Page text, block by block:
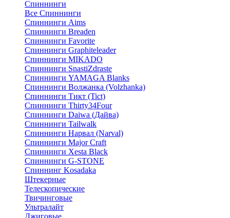
Спиннинги
Все Спиннинги
Спиннинги Aims
Спиннинги Breaden
Спиннинги Favorite
Спиннинги Graphiteleader
Спиннинги MIKADO
Спиннинги SnastiZdraste
Спиннинги YAMAGA Blanks
Спиннинги Волжанка (Volzhanka)
Спиннинги Тикт (Tict)
Спиннинги Thirty34Four
Спиннинги Daiwa (Дайва)
Спиннинги Tailwalk
Спиннинги Нарвал (Narval)
Спиннинги Major Craft
Спиннинги Xesta Black
Спиннинги G-STONE
Спиннинг Kosadaka
Штекерные
Телескопические
Твичинговые
Ультралайт
Джиговые